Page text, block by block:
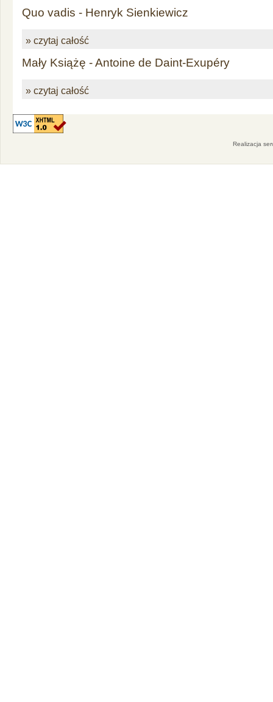
Quo vadis - Henryk Sienkiewicz
» czytaj całość
Mały Książę - Antoine de Daint-Exupéry
» czytaj całość
Realizacja